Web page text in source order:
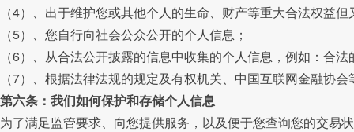
（4）、出于维护您或其他个人的生命、财产等重大合法权益
（5）、您自行向社会公众公开的个人信息；
（6）、从合法公开披露的信息中收集的个人信息，例如：合
（7）、根据法律法规的规定及有权机关、中国互联网金融协
第六条：我们如何保护和存储个人信息
为了满足监管要求、向您提供服务，以及便于您查询您的交易